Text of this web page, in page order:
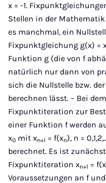
x = -1.
Stellen in der
es manchmal, ein
Fixpunktgleichung g(x) =
Funktion g (die von f
natürlich nur dann von
sich die Nullstelle bzw.
berechnen lässt. – Bei
Fixpunktiteration zur
einer Funktion f werden
x0 mit xn+1 = f(xn), n =
berechnet. Es ist
Fixpunktiteration xn+1 = f(x
Voraussetzungen an f